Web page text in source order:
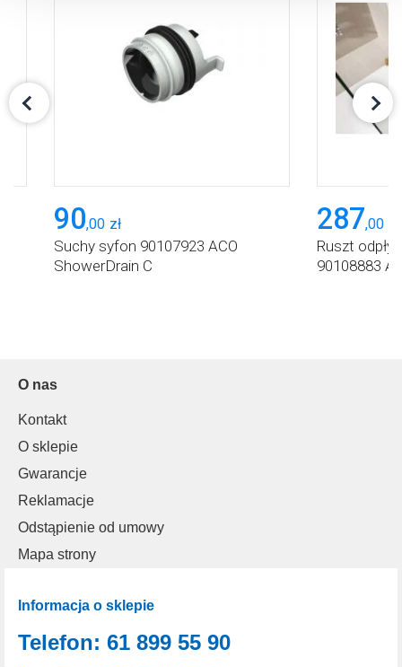
dlaczego ich przepisy, przejdź do zakładu „Informacje o
90,00 zł
Suchy syfon 90107923 ACO
ShowerDrain C
287,00
Ruszt
90108883
O nas
Kontakt
O sklepie
Gwarancje
Reklamacje
Odstąpienie od umowy
Mapa strony
Informacja o sklepie
Telefon: 61 899 55 90